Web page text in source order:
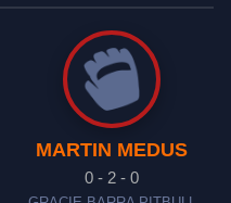
MARTIN MEDUS
0 - 2 - 0